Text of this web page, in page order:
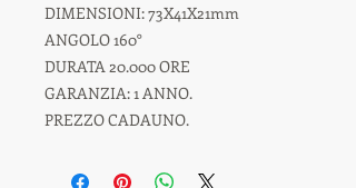
DIMENSIONI: 73X41X21mm
ANGOLO 160°
DURATA 20.000 ORE
GARANZIA: 1 ANNO.
PREZZO CADAUNO.